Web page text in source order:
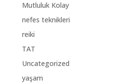
Mutluluk Kolay
nefes teknikleri
reiki
TAT
Uncategorized
yaşam